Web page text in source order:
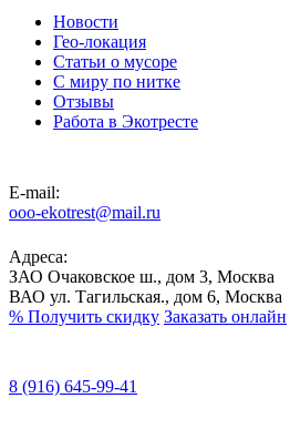
Новости
Гео-локация
Статьи о мусоре
С миру по нитке
Отзывы
Работа в Экотресте
E-mail:
ooo-ekotrest@mail.ru
Адреса:
ЗАО Очаковское ш., дом 3, Москва
ВАО ул. Тагильская., дом 6, Москва
% Получить скидку Заказать онлайн
8 (916) 645-99-41